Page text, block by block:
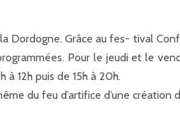
Grâce au fes- tival
Pour le jeudi et le
à 12h puis de 15h à 20h.
du feu d’artifice d’une